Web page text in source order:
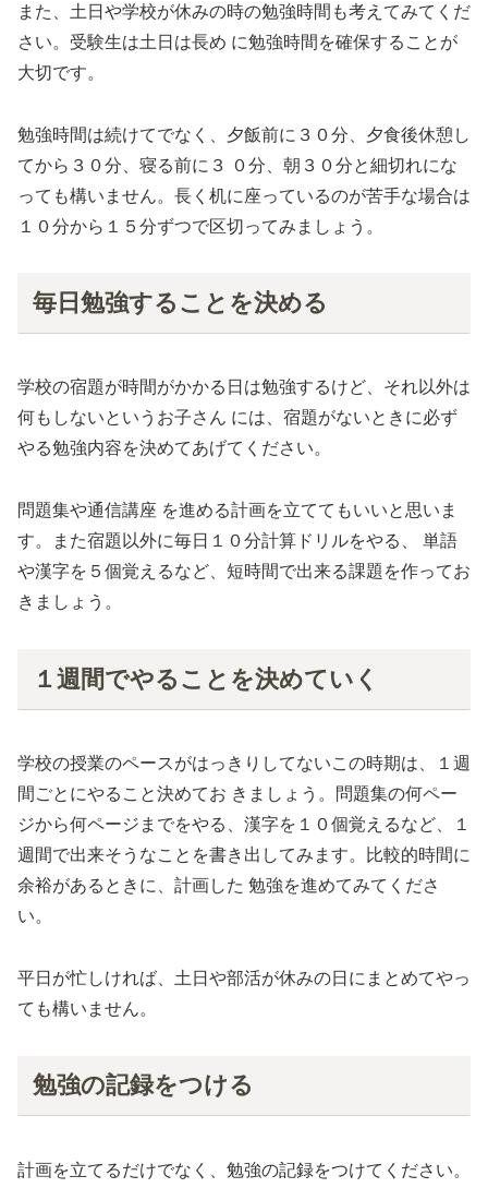
また、土日や学校が休みの時の勉強時間も考えてみてくだ
さい。受験生は土日は長め に勉強時間を確保することが
大切です。
勉強時間は続けてでなく、夕飯前に３０分、夕食後休憩し
てから３０分、寝る前に３ ０分、朝３０分と細切れにな
っても構いません。長く机に座っているのが苦手な場合は
１０分から１５分ずつで区切ってみましょう。
毎日勉強することを決める
学校の宿題が時間がかかる日は勉強するけど、それ以外は
何もしないというお子さん には、宿題がないときに必ず
やる勉強内容を決めてあげてください。
問題集や通信講座 を進める計画を立ててもいいと思いま
す。また宿題以外に毎日１０分計算ドリルをやる、 単語
や漢字を５個覚えるなど、短時間で出来る課題を作ってお
きましょう。
１週間でやることを決めていく
学校の授業のペースがはっきりしてないこの時期は、１週
間ごとにやること決めてお きましょう。問題集の何ペー
ジから何ページまでをやる、漢字を１０個覚えるなど、１
週間で出来そうなことを書き出してみます。比較的時間に
余裕があるときに、計画した 勉強を進めてみてくださ
い。
平日が忙しければ、土日や部活が休みの日にまとめてやっ
ても構いません。
勉強の記録をつける
計画を立てるだけでなく、勉強の記録をつけてください。